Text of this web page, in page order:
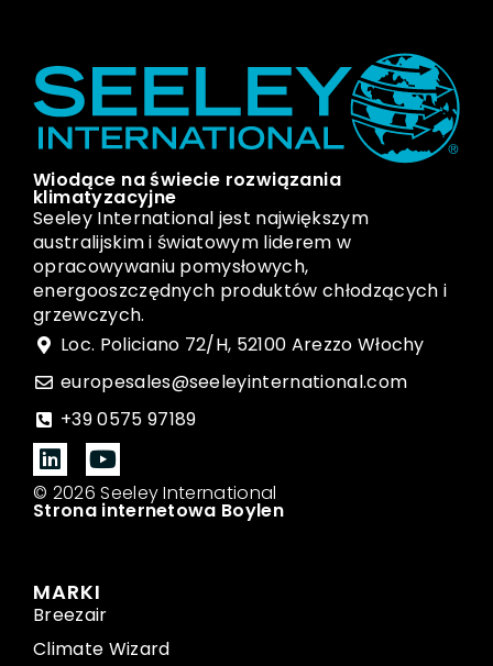
Wiodące na świecie rozwiązania
klimatyzacyjne
Seeley International jest największym
australijskim i światowym liderem w
opracowywaniu pomysłowych,
energooszczędnych produktów chłodzących i
grzewczych.
Loc. Policiano 72/H, 52100 Arezzo Włochy
europesales@seeleyinternational.com
+39 0575 97189
© 2026 Seeley International
Strona internetowa Boylen
MARKI
Breezair
Climate Wizard